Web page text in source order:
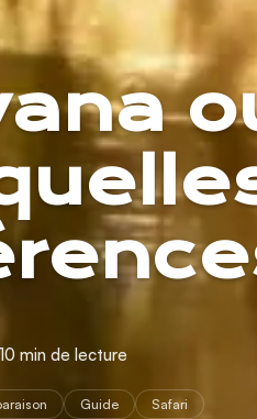
10 min de lecture
Guide Safari